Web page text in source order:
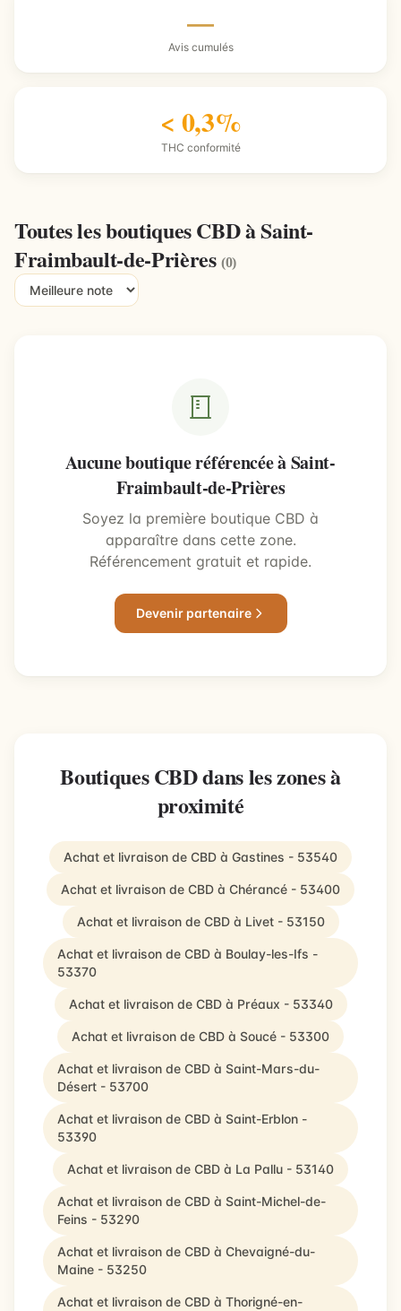
—
Avis cumulés
< 0,3%
THC conformité
Toutes les boutiques CBD à Saint-
Fraimbault-de-Prières(0)
Aucune boutique référencée à Saint-
Fraimbault-de-Prières
Soyez la première boutique CBD à
apparaître dans cette zone.
Référencement gratuit et rapide.
Devenir partenaire
Boutiques CBD dans les zones à
proximité
Achat et livraison de CBD à Gastines - 53540
Achat et livraison de CBD à Chérancé - 53400
Achat et livraison de CBD à Livet - 53150
Achat et livraison de CBD à Boulay-les-Ifs -
53370
Achat et livraison de CBD à Préaux - 53340
Achat et livraison de CBD à Soucé - 53300
Achat et livraison de CBD à Saint-Mars-du-
Désert - 53700
Achat et livraison de CBD à Saint-Erblon -
53390
Achat et livraison de CBD à La Pallu - 53140
Achat et livraison de CBD à Saint-Michel-de-
Feins - 53290
Achat et livraison de CBD à Chevaigné-du-
Maine - 53250
Achat et livraison de CBD à Thorigné-en-